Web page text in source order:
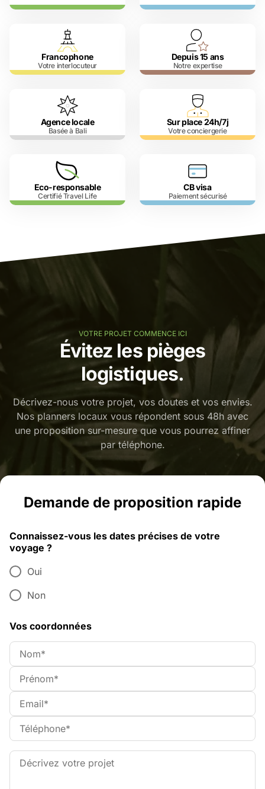
Francophone
Votre interlocuteur
Depuis 15 ans
Notre expertise
Agence locale
Basée à Bali
Sur place 24h/7j
Votre conciergerie
Eco-responsable
Certifié Travel Life
CB visa
Paiement sécurisé
VOTRE PROJET COMMENCE ICI
Évitez les pièges
logistiques.
Décrivez-nous votre projet, vos doutes et vos envies.
Nos planners locaux vous répondent sous 48h avec
une proposition sur-mesure que vous pourrez affiner
par téléphone.
Demande de proposition rapide
Connaissez-vous les dates précises de votre
voyage ?
Oui
Non
Vos coordonnées